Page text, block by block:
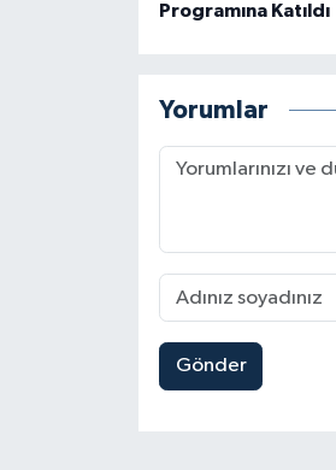
Programına Katıldı
Yorumlar
Gönder